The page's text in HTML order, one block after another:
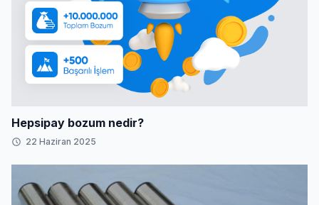
Hepsipay bozum nedir?
22 Haziran 2025